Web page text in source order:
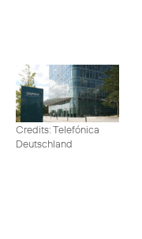
Credits: Telefónica
Deutschland